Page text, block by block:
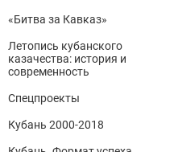
«Битва за Кавказ»
Летопись кубанского
казачества: история и
современность
Спецпроекты
Кубань 2000-2018